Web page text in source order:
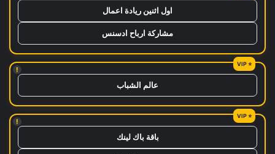
اول اثنين ريادة اعمال
مشاركة ارباح ادسنس
!
عالم الشباب
!
باقة باك لينك